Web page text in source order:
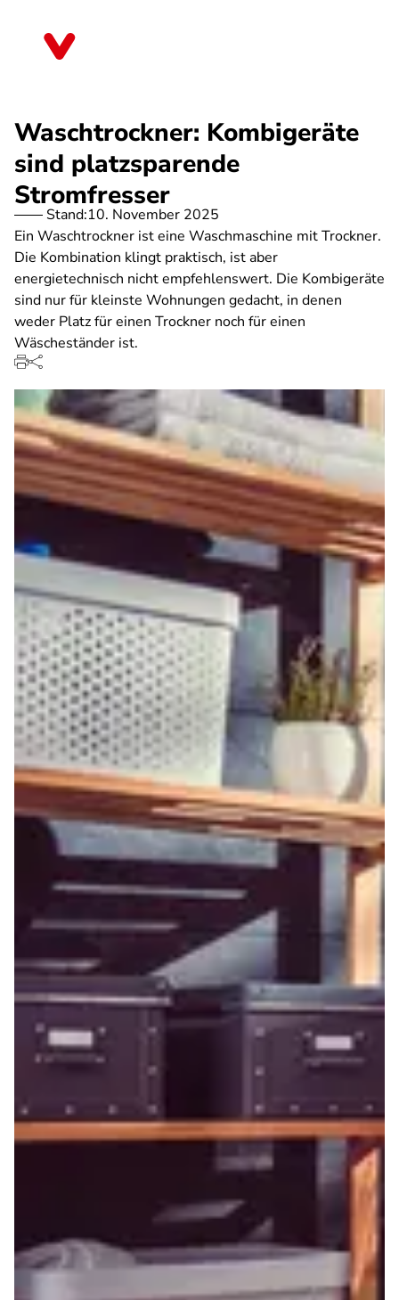
Waschtrockner: Kombigeräte
sind platzsparende
Stromfresser
Stand:10. November 2025
Ein Waschtrockner ist eine Waschmaschine mit Trockner.
Die Kombination klingt praktisch, ist aber
energietechnisch nicht empfehlenswert. Die Kombigeräte
sind nur für kleinste Wohnungen gedacht, in denen
weder Platz für einen Trockner noch für einen
Wäscheständer ist.